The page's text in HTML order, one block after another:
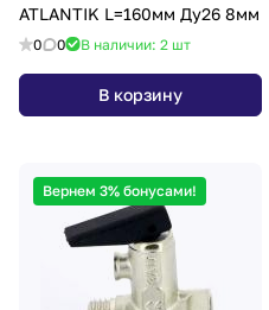
ATLANTIK L=160мм Ду26 8мм
0 0 В наличии: 2 шт
В корзину
Вернем 3% бонусами!